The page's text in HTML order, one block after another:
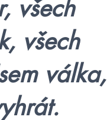
všech
všech
válka,